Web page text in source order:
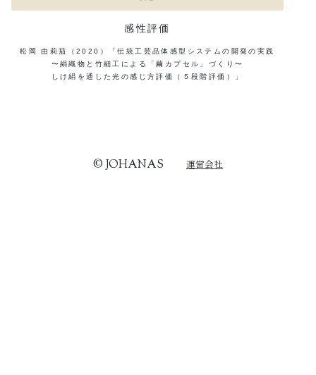
感性評価
松岡 由莉茄（2020）「伝統工芸品体感型システムの開発の実践
〜絹織物と竹細工による「繭カプセル」づくり〜
しけ絹を通した光の感じ方評価（５段階評価）」
© JOHANAS 運営会社